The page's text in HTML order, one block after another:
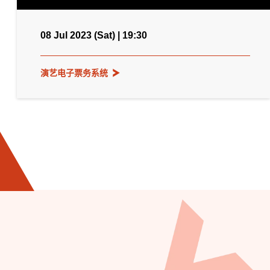
08 Jul 2023 (Sat) | 19:30
演艺电子票务系统